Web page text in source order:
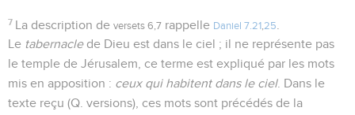
7 La description deversets 6,7 rappelle Daniel 7.21 25
Le tabernaclede Dieu est dans le ciel ; il ne représente pas
le temple de Jérusalem, ce terme est expliqué par les mots
mis en apposition : ceux qui habitent dans le ciel. Dans le
texte reçu (Q. versions), ces mots sont précédés de la